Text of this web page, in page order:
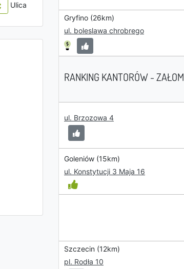
Ulica
Gryfino (26km)
ul. boleslawa chrobrego
RANKING KANTORÓW - ZAŁOM
ul. Brzozowa 4
Goleniów (15km)
ul. Konstytucji 3 Maja 16
Szczecin (12km)
pl. Rodła 10